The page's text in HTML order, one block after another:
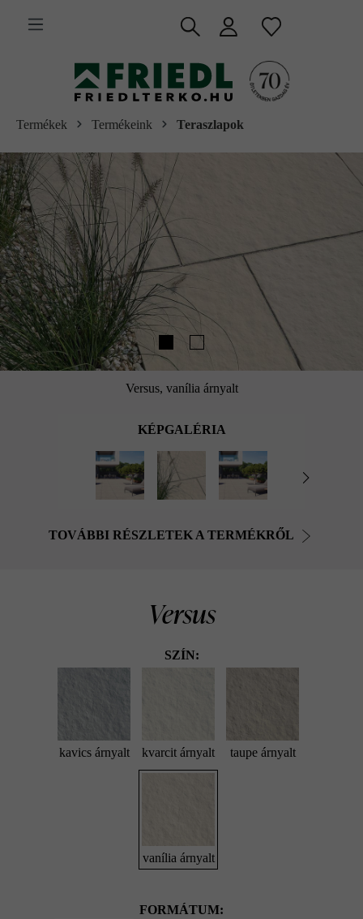
tartalomra
Termékek Termékeink Teraszlapok
Versus, vanília árnyalt
KÉPGALÉRIA
TOVÁBBI RÉSZLETEK A TERMÉKRŐL
Versus
SZÍN:
kavics árnyalt kvarcit árnyalt taupe árnyalt
vanília árnyalt
FORMÁTUM: